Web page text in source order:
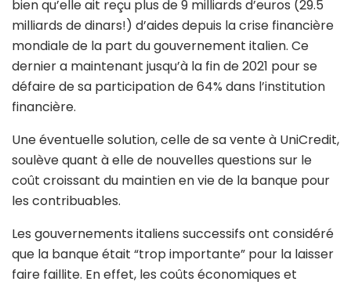
bien qu’elle ait reçu plus de 9 milliards d’euros (29.5
milliards de dinars!) d’aides depuis la crise financière
mondiale de la part du gouvernement italien. Ce
dernier a maintenant jusqu’à la fin de 2021 pour se
défaire de sa participation de 64% dans l’institution
financière.
Une éventuelle solution, celle de sa vente à UniCredit,
soulève quant à elle de nouvelles questions sur le
coût croissant du maintien en vie de la banque pour
les contribuables.
Les gouvernements italiens successifs ont considéré
que la banque était “trop importante” pour la laisser
faire faillite. En effet, les coûts économiques et